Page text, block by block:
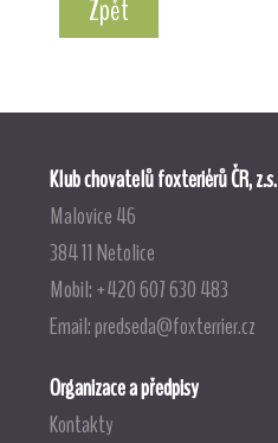
Zpět
Klub chovatelů foxteriérů ČR, z.s.
Malovice 46
384 11 Netolice
Mobil: +420 607 630 483
Email:predseda@foxterrier.cz
Organizace a předpisy
Kontakty